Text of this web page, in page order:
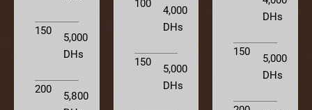
150
5,000
DHs
200
5,800
100
4,000
DHs
150
5,000
DHs
DHs
150
5,000
DHs